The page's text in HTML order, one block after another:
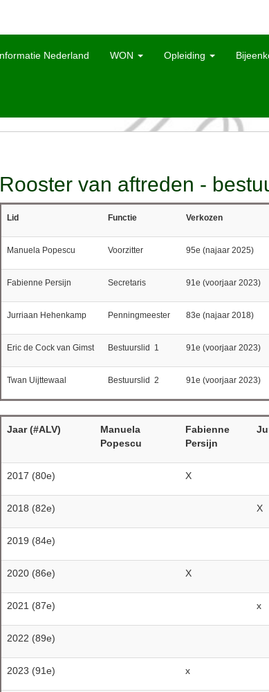
Nederland WON Opleiding
Rooster van aftreden -
Lid Functie Verkozen
Manuela Popescu Voorzitter 95e (najaar 2025)
Fabienne Persijn Secretaris 91e (voorjaar 2023)
Jurriaan Hehenkamp Penningmeester 83e (najaar 2018)
Eric de Cock van Gimst Bestuurslid 1 91e (voorjaar 2023)
Twan Uijttewaal Bestuurslid 2 91e (voorjaar 2023)
Jaar(#ALV)
Manuela
Popescu
Fabienne
Persijn
2017 (80e) X
2018 (82e) X
2019 (84e)
2020 (86e) X
2021 (87e) x
2022 (89e)
2023 (91e) x